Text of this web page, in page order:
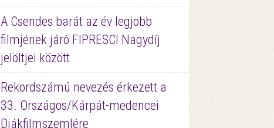
A Csendes barát az év legjobb
filmjének járó FIPRESCI Nagydíj
jelöltjei között
Rekordszámú nevezés érkezett a
33. Országos/Kárpát-medencei
Diákfilmszemlére